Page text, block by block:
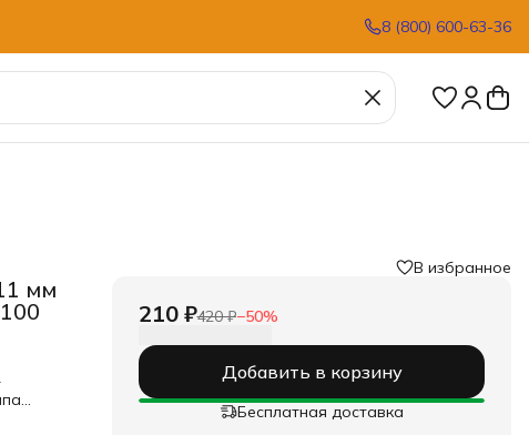
8 (800) 600-63-36
мм
В избранное
210 ₽420 ₽−50%
Добавить в корзину
Бесплатная доставка